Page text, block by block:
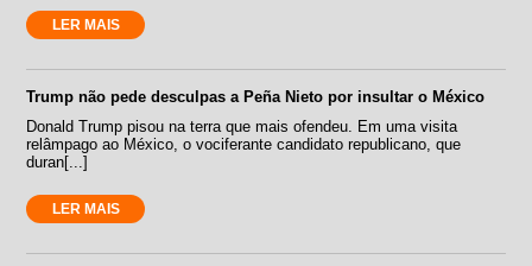
LER MAIS
Trump não pede desculpas a Peña Nieto por insultar o México
Donald Trump pisou na terra que mais ofendeu. Em uma visita
relâmpago ao México, o vociferante candidato republicano, que
duran[...]
LER MAIS